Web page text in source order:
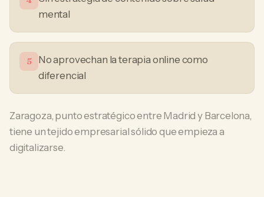
mental
5
No aprovechan la terapia online como
diferencial
Zaragoza, punto estratégico entre Madrid y Barcelona,
tiene un tejido empresarial sólido que empieza a
digitalizarse.